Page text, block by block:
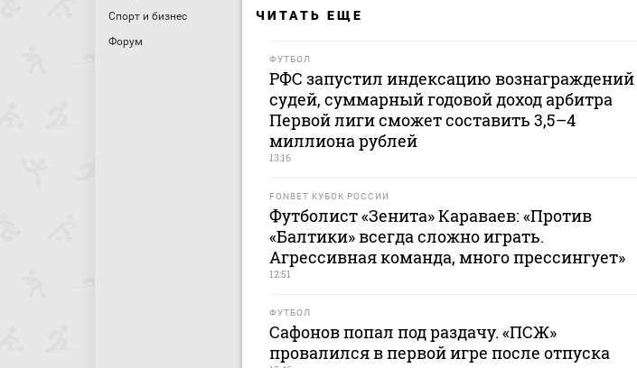
Спорт и бизнес
Форум
ЧИТАТЬ ЕЩЕ
ФУТБОЛ
РФС запустил индексацию вознаграждений
судей, суммарный годовой доход арбитра
Первой лиги сможет составить 3,5–4
миллиона рублей
13:16
FONBET КУБОК РОССИИ
Футболист «Зенита» Караваев: «Против
«Балтики» всегда сложно играть.
Агрессивная команда, много прессингует»
12:51
ФУТБОЛ
Сафонов попал под раздачу. «ПСЖ»
провалился в первой игре после отпуска